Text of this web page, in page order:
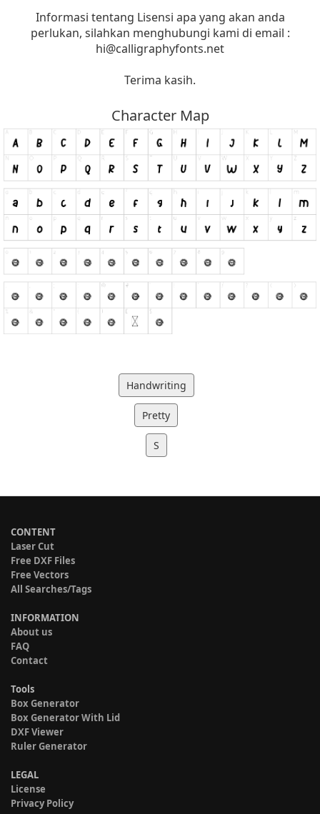
Informasi tentang Lisensi apa yang akan anda
perlukan, silahkan menghubungi kami di email :
hi@calligraphyfonts.net
Terima kasih.
Character Map
Handwriting
Pretty
S
CONTENT
Laser Cut
Free DXF Files
Free Vectors
All Searches/Tags
INFORMATION
About us
FAQ
Contact
Tools
Box Generator
Box Generator With Lid
DXF Viewer
Ruler Generator
LEGAL
License
Privacy Policy